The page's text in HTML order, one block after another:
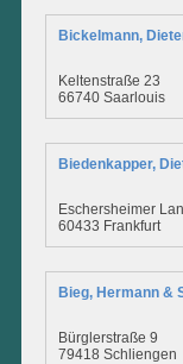
Bickelmann,
Keltenstraße 23
66740 Saarlouis
Biedenkapper,
Eschersheimer
60433 Frankfurt
Bieg, Hermann &
Bürglerstraße 9
79418 Schliengen